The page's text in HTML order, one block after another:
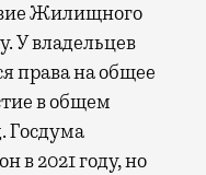
Жилищного
У владельцев
права на общее
в общем
Госдума
в 2021 году, но